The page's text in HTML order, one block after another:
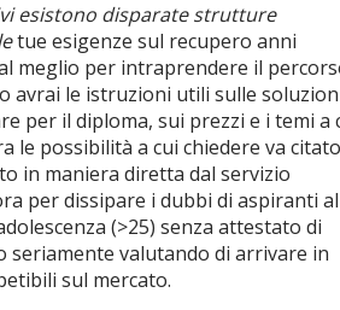
esistono disparate strutture
tue esigenze sul recupero anni
meglio per intraprendere il
avrai le istruzioni utili sulle
per il diploma, sui prezzi e i temi a
le possibilità a cui chiedere va
in maniera diretta dal servizio
per dissipare i dubbi di aspiranti
(>25) senza attestato di
seriamente valutando di arrivare in
sul mercato.